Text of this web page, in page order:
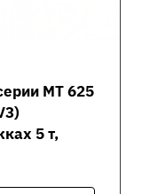
MT 625
5 т,